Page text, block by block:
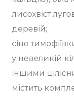
лисохвіст
деревій;
сіно
у невеликій
іншими
містить